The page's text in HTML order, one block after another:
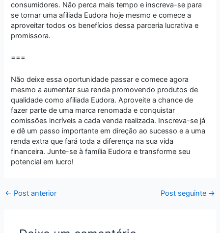
consumidores. Não perca mais tempo e inscreva-se para
se tornar uma afiliada Eudora hoje mesmo e comece a
aproveitar todos os benefícios dessa parceria lucrativa e
promissora.
===
Não deixe essa oportunidade passar e comece agora
mesmo a aumentar sua renda promovendo produtos de
qualidade como afiliada Eudora. Aproveite a chance de
fazer parte de uma marca renomada e conquistar
comissões incríveis a cada venda realizada. Inscreva-se já
e dê um passo importante em direção ao sucesso e a uma
renda extra que fará toda a diferença na sua vida
financeira. Junte-se à família Eudora e transforme seu
potencial em lucro!
← Post anterior Post seguinte →